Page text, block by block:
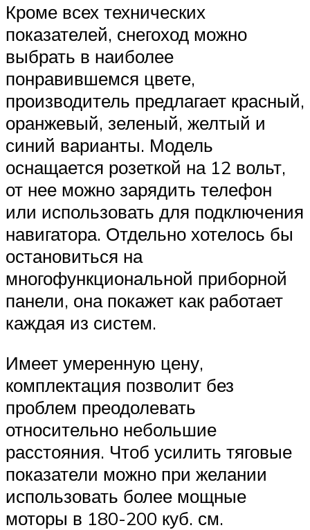
Кроме всех технических
показателей, снегоход можно
выбрать в наиболее
понравившемся цвете,
производитель предлагает красный,
оранжевый, зеленый, желтый и
синий варианты. Модель
оснащается розеткой на 12 вольт,
от нее можно зарядить телефон
или использовать для подключения
навигатора. Отдельно хотелось бы
остановиться на
многофункциональной приборной
панели, она покажет как работает
каждая из систем.
Имеет умеренную цену,
комплектация позволит без
проблем преодолевать
относительно небольшие
расстояния. Чтоб усилить тяговые
показатели можно при желании
использовать более мощные
моторы в 180-200 куб. см.